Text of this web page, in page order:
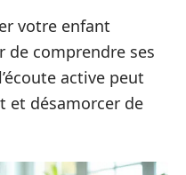
votre enfant
de comprendre ses
active peut
et désamorcer de